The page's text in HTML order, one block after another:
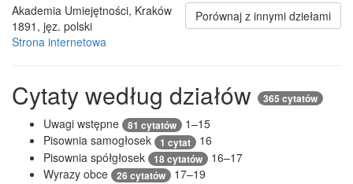
Porównaj z innymi dziełami
Akademia Umiejętności, Kraków
1891, jęz. polski
Strona internetowa
Cytaty według działów 365 cytatów
Uwagi wstępne 81 cytatów
1–15
Pisownia samogłosek
1 cytat
16
Pisownia spółgłosek
18 cytatów
16–17
Wyrazy obce
26 cytatów
17–19